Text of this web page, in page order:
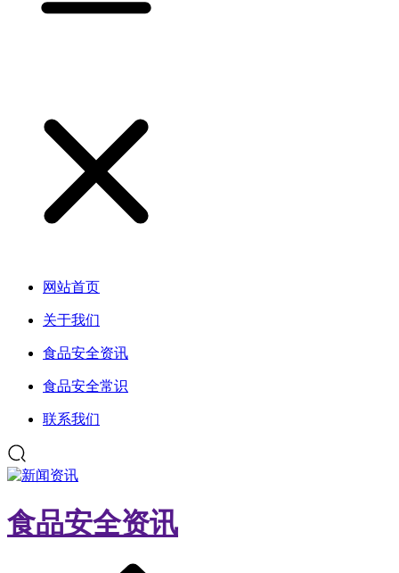
网站首页
关于我们
食品安全资讯
食品安全常识
联系我们
食品安全资讯